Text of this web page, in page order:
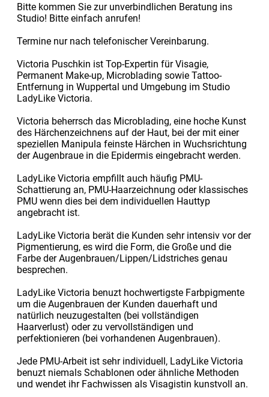
Bitte kommen Sie zur unverbindlichen Beratung ins
Studio! Bitte einfach anrufen!
Termine nur nach telefonischer Vereinbarung.
Victoria Puschkin ist Top-Expertin für Visagie,
Permanent Make-up, Microblading sowie Tattoo-
Entfernung in Wuppertal und Umgebung im Studio
LadyLike Victoria.
Victoria beherrsch das Microblading, eine hoche Kunst
des Härchenzeichnens auf der Haut, bei der mit einer
speziellen Manipula feinste Härchen in Wuchsrichtung
der Augenbraue in die Epidermis eingebracht werden.
LadyLike Victoria empfillt auch häufig PMU-
Schattierung an, PMU-Haarzeichnung oder klassisches
PMU wenn dies bei dem individuellen Hauttyp
angebracht ist.
LadyLike Victoria berät die Kunden sehr intensiv vor der
Pigmentierung, es wird die Form, die Große und die
Farbe der Augenbrauen/Lippen/Lidstriches genau
besprechen.
LadyLike Victoria benuzt hochwertigste Farbpigmente
um die Augenbrauen der Kunden dauerhaft und
natürlich neuzugestalten (bei vollständigen
Haarverlust) oder zu vervollständigen und
perfektionieren (bei vorhandenen Augenbrauen).
Jede PMU-Arbeit ist sehr individuell, LadyLike Victoria
benuzt niemals Schablonen oder ähnliche Methoden
und wendet ihr Fachwissen als Visagistin kunstvoll an.